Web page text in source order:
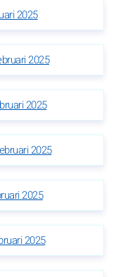
2025
2025
2025
2025
2025
2025